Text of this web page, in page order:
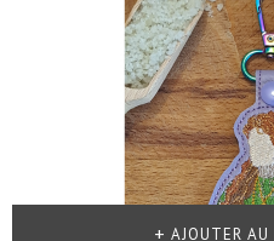
AJOUTER AU